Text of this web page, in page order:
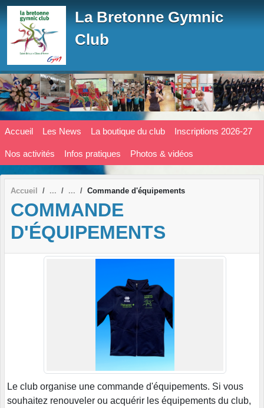
La Bretonne Gymnic
Club
Accueil Les News La boutique du club Inscriptions 2026-27
Nos activités Infos pratiques Photos & vidéos
Accueil Commande d'équipements
COMMANDE
D'ÉQUIPEMENTS
Le club organise une commande d'équipements. Si vous
souhaitez renouveler ou acquérir les équipements du club,
Panneau de gestion des cookies